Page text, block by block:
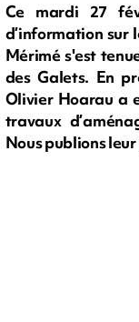
Ce mardi 27
d’information sur
Mérimé s'est
des Galets. En
Olivier Hoarau a
travaux
Nous publions